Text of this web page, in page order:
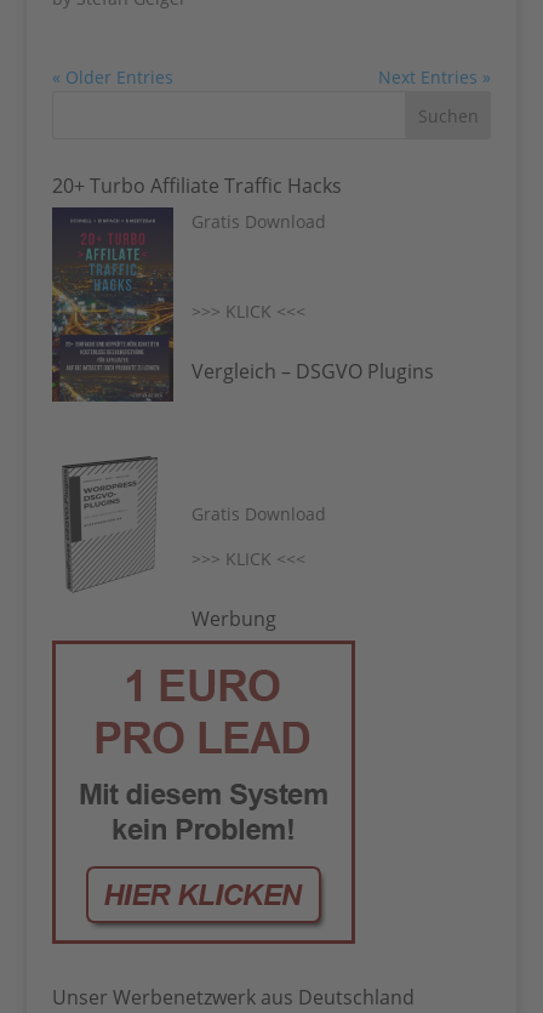
« Older Entries Next Entries »
20+ Turbo Affiliate Traffic Hacks
Gratis Download
>>> KLICK <<<
Vergleich – DSGVO Plugins
Gratis Download
>>> KLICK <<<
Werbung
Unser Werbenetzwerk aus Deutschland